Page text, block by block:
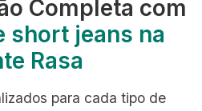
Completa com
short jeans na
Rasa
para cada tipo de